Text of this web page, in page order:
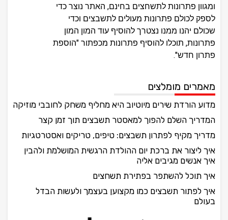
ומגוון פתרונות לתשחצים בחינם, האתר נוצר כדי
לספק לכולם פתרונות מעולים לתשבצים וכדי
שכולם יהנו ממנו נצטרך להוסיף עוד המון המון
פתרונות, תוכלו להוסיף פתרונות מכפתור "הוספת
פתרון חדש".
מאמרים מומלצים
מדוע הורדת שירים מיוטיוב היא מחליף משחק לחובבי מוזיקה
המדריך השלם להפוך למאסטר תשבצים תוך זמן קצר
מדריך מקיף לפתרון תשבצים: טיפים, טריקים ואסטרטגיות
איך ליצור את ברכת יום ההולדת הרגשית המושלמת ולהבין
איך אנשים מגיבים אליה
איך תוכל להשתפר בפתירת תשחצים
איך לפתור תשבצים כמו מקצוען בעצמך ולעשות הבדל
בעולם